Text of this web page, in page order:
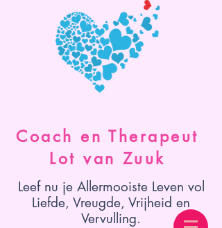
Coach en Therapeut
Lot van Zuuk
Leef nu je Allermooiste Leven vol
Liefde, Vreugde, Vrijheid en
Vervulling.